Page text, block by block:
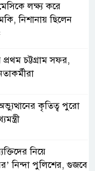
লক্ষ্য করে
নিশানায় ছিলেন
প্রথম চট্টগ্রাম সফর,
কৃতিত্ব পুরো
নিয়ে
নিন্দা পুলিশের, গুজবে